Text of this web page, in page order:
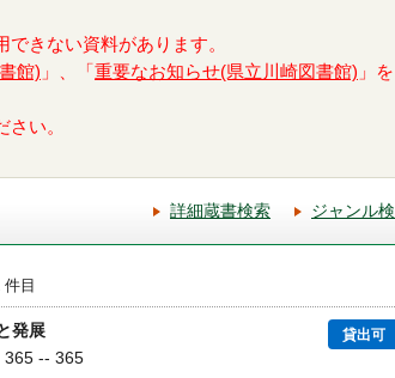
きない資料があります。
館) 」、「 重要なお知らせ(県立川崎図書館) 」
さい。
詳細蔵書検索 ジャンル
目
発展 貸出可
365 -- 365